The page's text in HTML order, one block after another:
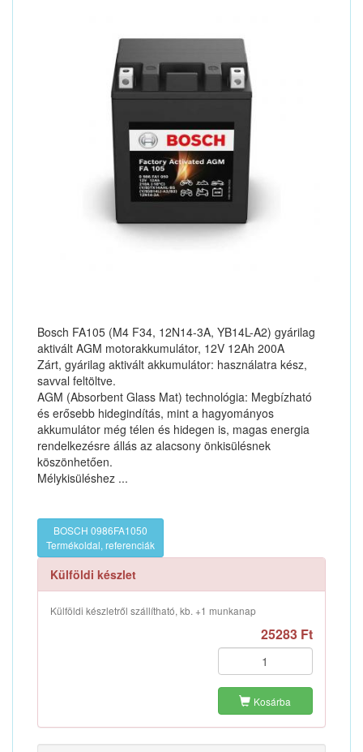
Bosch FA105 (M4 F34, 12N14-3A, YB14L-A2) gyárilag
aktivált AGM motorakkumulátor, 12V 12Ah 200A
Zárt, gyárilag aktivált akkumulátor: használatra kész,
savval feltöltve.
AGM (Absorbent Glass Mat) technológia: Megbízható
és erősebb hidegindítás, mint a hagyományos
akkumulátor még télen és hidegen is, magas energia
rendelkezésre állás az alacsony önkisülésnek
köszönhetően.
Mélykisüléshez ...
BOSCH 0986FA1050
Termékoldal, referenciák
Külföldi készlet
Külföldi készletről szállítható, kb. +1 munkanap
25283 Ft
Kosárba